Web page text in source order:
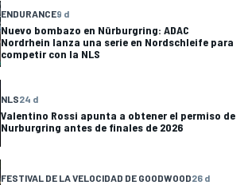
ENDURANCE9 d
Nuevo bombazo en Nürburgring: ADAC
Nordrhein lanza una serie en Nordschleife para
competir con la NLS
NLS24 d
Valentino Rossi apunta a obtener el permiso de
Nurburgring antes de finales de 2026
FESTIVAL DE LA VELOCIDAD DE GOODWOOD26 d